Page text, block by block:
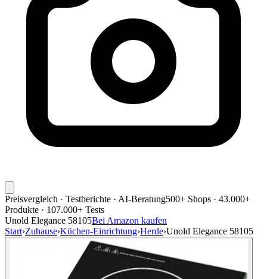
Preisvergleich · Testberichte · AI-Beratung500+ Shops · 43.000+
Produkte · 107.000+ Tests
Unold Elegance 58105Bei Amazon kaufen
Start›Zuhause›Küchen-Einrichtung›Herde›Unold Elegance 58105